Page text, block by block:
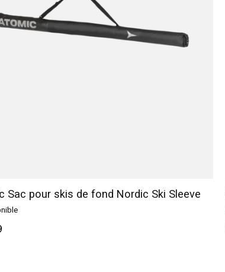
Sac pour skis de fond Nordic Ski Sleeve